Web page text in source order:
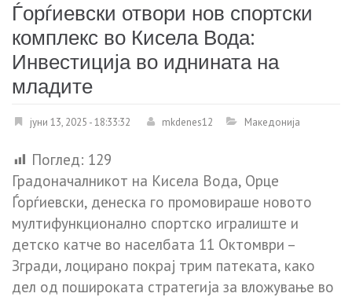
Ѓорѓиевски отвори нов спортски
комплекс во Кисела Вода:
Инвестиција во иднината на
младите
јуни 13, 2025 - 18:33:32 mkdenes12 Македонија
Поглед: 129
Градоначалникот на Кисела Вода, Орце
Ѓорѓиевски, денеска го промовираше новото
мултифункционално спортско игралиште и
детско катче во населбата 11 Октомври –
Згради, лоцирано покрај трим патеката, како
дел од пошироката стратегија за вложување во